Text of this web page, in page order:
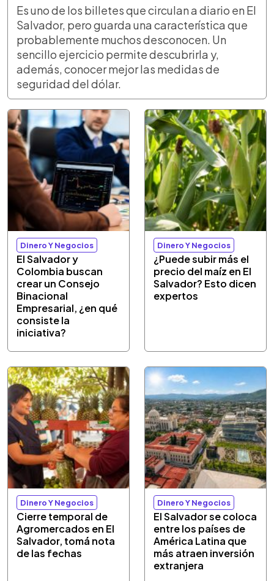
Es uno de los billetes que circulan a diario en El
Salvador, pero guarda una característica que
probablemente muchos desconocen. Un
sencillo ejercicio permite descubrirla y,
además, conocer mejor las medidas de
seguridad del dólar.
Dinero Y Negocios
El Salvador y
Colombia buscan
crear un Consejo
Binacional
Empresarial, ¿en qué
consiste la
iniciativa?
Dinero Y Negocios
¿Puede subir más el
precio del maíz en El
Salvador? Esto dicen
expertos
Dinero Y Negocios
Cierre temporal de
Agromercados en El
Salvador, tomá nota
de las fechas
Dinero Y Negocios
El Salvador se coloca
entre los países de
América Latina que
más atraen inversión
extranjera